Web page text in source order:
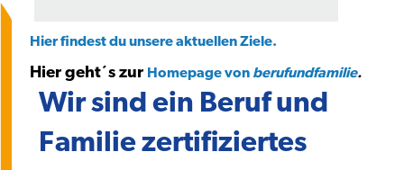
Hier findest du unsere aktuellen Ziele.
Hier geht´s zur Homepage von berufundfamilie.
Wir sind ein Beruf und
Familie zertifiziertes